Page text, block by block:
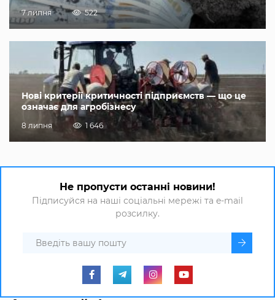
7 липня 522
Нові критерії критичності підприємств — що це
означає для агробізнесу
8 липня 1 646
Не пропусти останні новини!
Підписуйся на наші соціальні мережі та e-mail
розсилку.